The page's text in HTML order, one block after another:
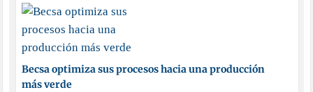
Becsa optimiza sus procesos hacia una producción
más verde